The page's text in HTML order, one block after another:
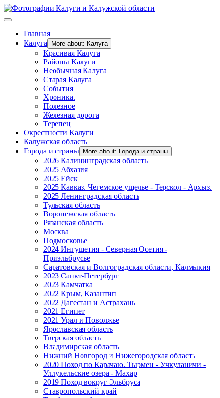
Главная
Калуга
More about: Калуга
Красивая Калуга
Районы Калуги
Необычная Калуга
Старая Калуга
События
Хроника.
Полезное
Железная дорога
Терепец
Окрестности Калуги
Калужская область
Города и страны
More about: Города и страны
2026 Калининградская область
2025 Абхазия
2025 Ейск
2025 Кавказ. Чегемское ущелье - Терскол - Архыз.
2025 Ленинградская область
Тульская область
Воронежская область
Рязанская область
Москва
Подмосковье
2024 Ингушетия - Северная Осетия -
Приэльбрусье
Саратовская и Волгоградская области, Калмыкия
2023 Санкт-Петербург
2023 Камчатка
2022 Крым, Казантип
2022 Дагестан и Астрахань
2021 Египет
2021 Урал и Поволжье
Ярославская область
Тверская область
Владимирская область
Нижний Новгород и Нижегородская область
2020 Поход по Карачаю. Тырмен - Учкуланичи -
Уллукельские озера - Махар
2019 Поход вокруг Эльбруса
Ставропольский край